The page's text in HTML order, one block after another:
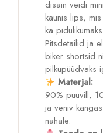
disain veidi
kaunis lips,
ka
Pitsdetailid ja
biker shortsid
pilkupüüdvaks
Materjal:
90% puuvill,
ja veniv
nahale.